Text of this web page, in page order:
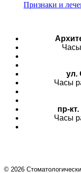
Признаки и
ул.
Часы
пр-кт.
Часы
© 2026